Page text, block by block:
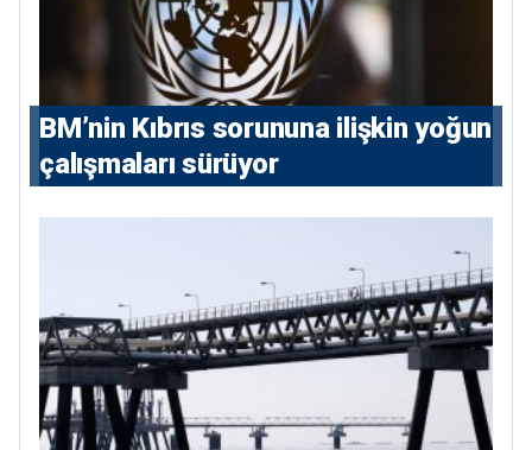
BM’nin Kıbrıs sorununa ilişkin yoğun
çalışmaları sürüyor